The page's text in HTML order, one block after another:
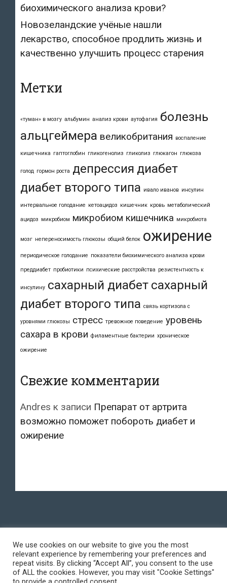
биохимического анализа крови?
Новозеландские учёные нашли
лекарство, способное продлить жизнь и
качественно улучшить процесс старения
Метки
«туман» в мозгу альбумин анализ крови аутофагия болезнь
альцгеймера великобритания воспаление
кишечника гаптоглобин гликогенолиз гликолиз глюкагон глюкоза
голод гормон роста депрессия диабет
диабет второго типа ивало иванов инсулин
интервальное голодание кетоацидоз кишечник кровь метаболический
ацидоз микробиом микробиом кишечника микробиота
мозг непереносимость глюкозы общий белок ожирение
периодическое голодание показатели биохимического анализа крови
преддиабет пробиотики психические расстройства резистентность к
инсулину сахарный диабет сахарный
диабет второго типа связь кортизола с
уровнями глюкозы стресс тревожное поведение уровень
сахара в крови филаментные бактерии хроническое
ожирение
Свежие комментарии
Andres к записи Препарат от артрита
возможно поможет побороть диабет и
ожирение
We use cookies on our website to give you the most
relevant experience by remembering your preferences and
repeat visits. By clicking “Accept All”, you consent to the use
of ALL the cookies. However, you may visit "Cookie Settings"